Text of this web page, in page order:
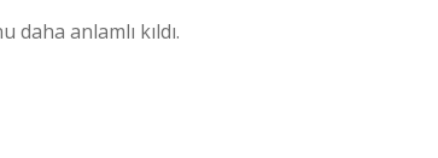
anlamlı kıldı.